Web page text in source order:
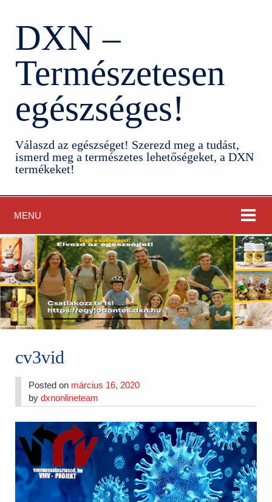
DXN –
Természetesen
egészséges!
Válaszd az egészséget! Szerezd meg a tudást,
ismerd meg a természetes lehetőségeket, a DXN
termékeket!
MENU
cv3vid
Posted on március 16, 2020
bydxnonlineteam